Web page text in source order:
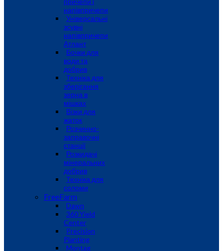
напiвпричепи
Універсальні
зсувні
напівпричепи
Атлант
Бочки для
води та
добрив
Техніка для
зберігання
зерна в
мішках
Візки для
жаток
Розчинно-
заправочні
станції
Розкидачі
мінеральних
добрив
Техніка для
соломи
FreeFarm
Dawn
360 Yield
Center
Precision
Planting
Montag